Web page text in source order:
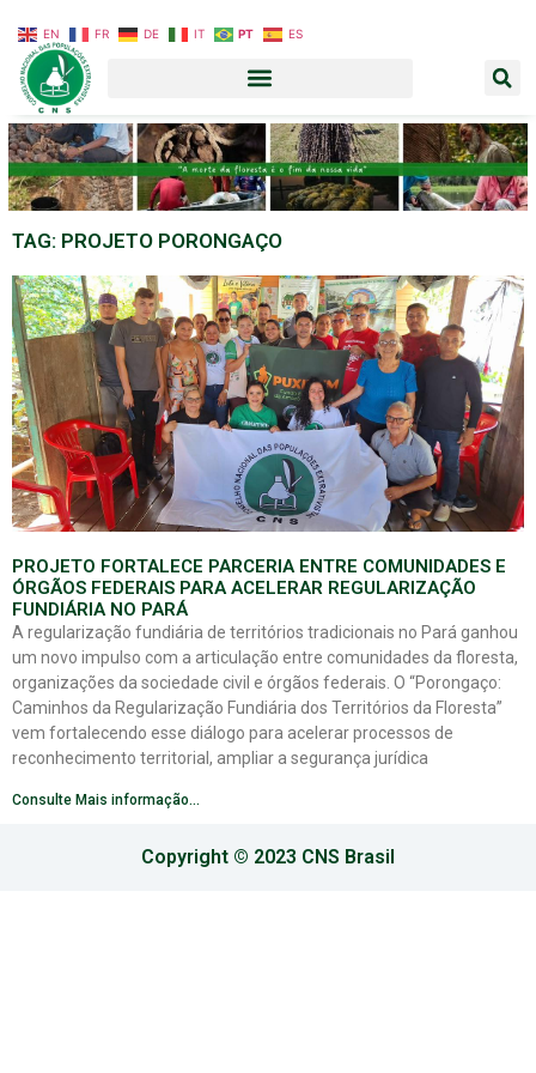
TAG: PROJETO PORONGAÇO
PROJETO FORTALECE PARCERIA ENTRE COMUNIDADES E
ÓRGÃOS FEDERAIS PARA ACELERAR REGULARIZAÇÃO
FUNDIÁRIA NO PARÁ
A regularização fundiária de territórios tradicionais no Pará ganhou
um novo impulso com a articulação entre comunidades da floresta,
organizações da sociedade civil e órgãos federais. O “Porongaço:
Caminhos da Regularização Fundiária dos Territórios da Floresta”
vem fortalecendo esse diálogo para acelerar processos de
reconhecimento territorial, ampliar a segurança jurídica
Consulte Mais informação...
Copyright © 2023 CNS Brasil
EN FR DE IT PT ES